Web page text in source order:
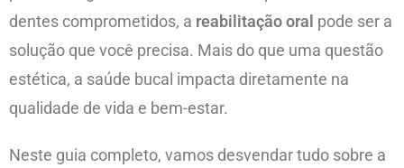
dentes comprometidos, a reabilitação oral pode ser a
solução que você precisa. Mais do que uma questão
estética, a saúde bucal impacta diretamente na
qualidade de vida e bem-estar.
Neste guia completo, vamos desvendar tudo sobre a